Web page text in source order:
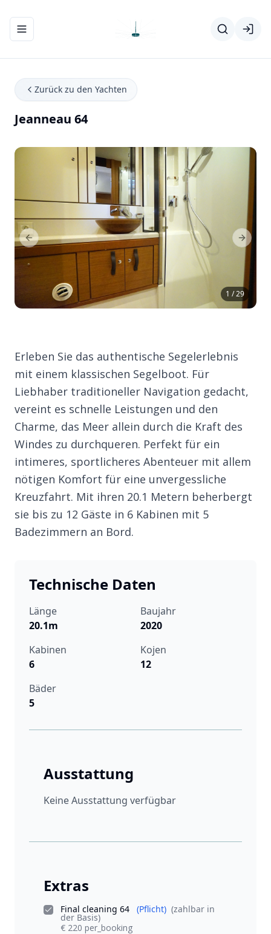
Navigationsmenü ein-/ausblenden
Zurück zu den Yachten
Jeanneau 64
1 / 29
Previous Slide Next
Erleben Sie das authentische Segelerlebnis
mit einem klassischen Segelboot. Für
Liebhaber traditioneller Navigation gedacht,
vereint es schnelle Leistungen und den
Charme, das Meer allein durch die Kraft des
Windes zu durchqueren. Perfekt für ein
intimeres, sportlicheres Abenteuer mit allem
nötigen Komfort für eine unvergessliche
Kreuzfahrt. Mit ihren 20.1 Metern beherbergt
sie bis zu 12 Gäste in 6 Kabinen mit 5
Badezimmern an Bord.
Technische Daten
Länge
20.1m
Baujahr
2020
Kabinen
6
Kojen
12
Bäder
5
Ausstattung
Keine Ausstattung verfügbar
Extras
Final cleaning 64 (Pflicht) (zahlbar in
der Basis)
€ 220 per_booking